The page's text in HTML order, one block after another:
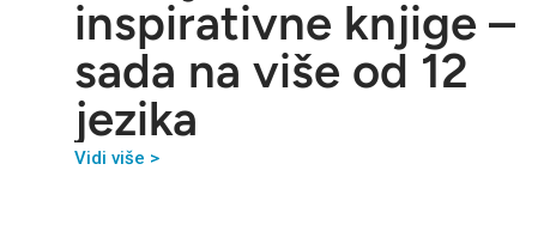
inspirativne knjige –
sada na više od 12
jezika
Vidi više >